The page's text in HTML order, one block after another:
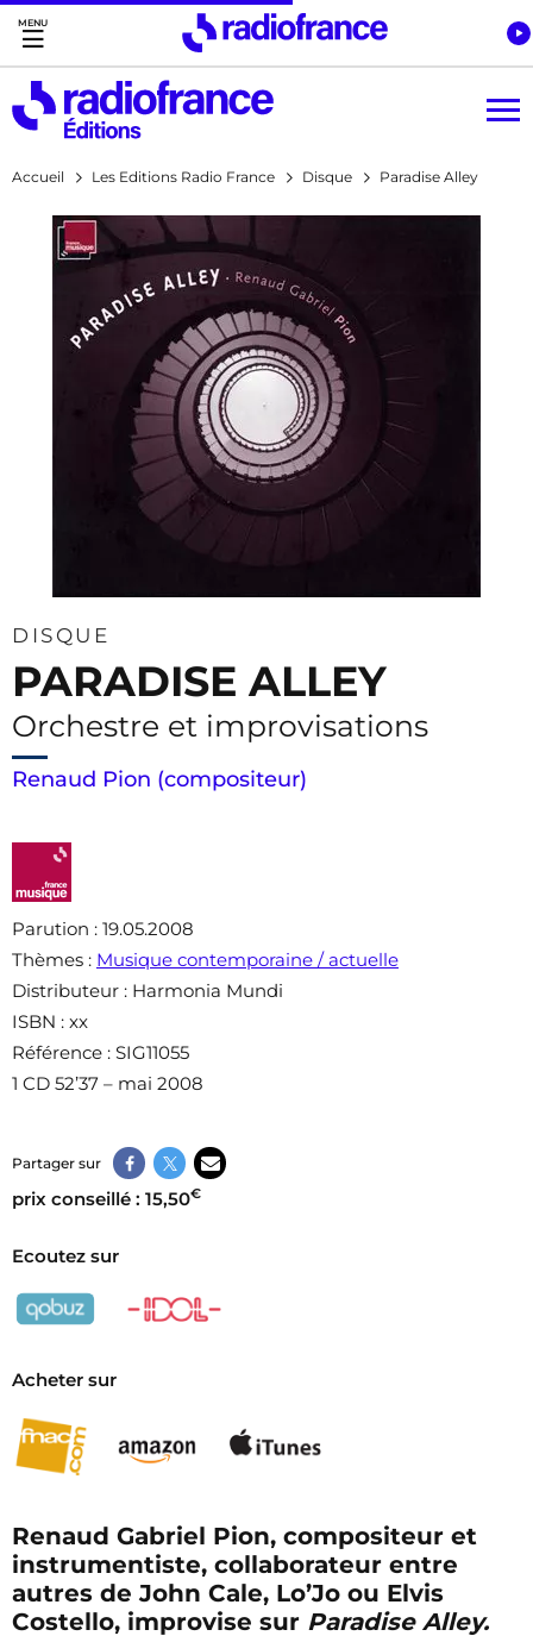
Accès direct :
Menu principal
Contenu
Accueil Les Editions Radio France Disque Paradise Alley
DISQUE
PARADISE ALLEY
Orchestre et improvisations
Renaud Pion (compositeur)
Parution : 19.05.2008
Thèmes : Musique contemporaine / actuelle
Distributeur : Harmonia Mundi
ISBN : xx
Référence : SIG11055
1 CD 52’37 – mai 2008
Partager sur
prix conseillé : 15,50€
Ecoutez sur
Acheter sur
Renaud Gabriel Pion, compositeur et
instrumentiste, collaborateur entre
autres de John Cale, Lo’Jo ou Elvis
Costello, improvise sur Paradise Alley.